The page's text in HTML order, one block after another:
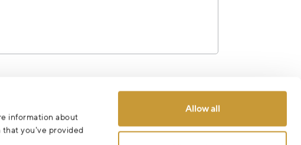
information about
you’ve provided
Allow all
Odeslat